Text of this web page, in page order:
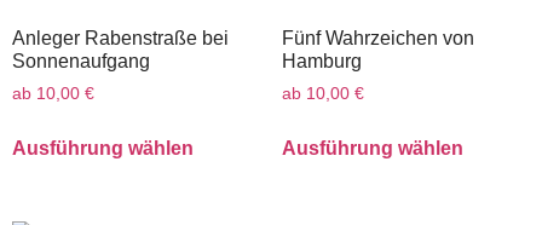
Anleger Rabenstraße bei
Sonnenaufgang
ab 10,00 €
Ausführung wählen
Fünf Wahrzeichen von
Hamburg
ab 10,00 €
Ausführung wählen